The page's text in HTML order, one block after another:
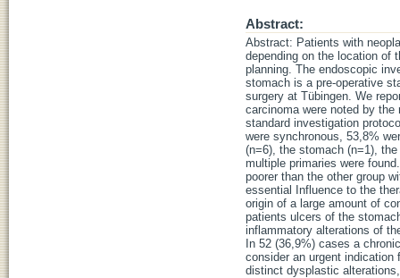
Abstract:
Abstract: Patients with
depending on the location of
planning. The endoscopic
stomach is a pre-operative
surgery at Tübingen. We
carcinoma were noted by
standard investigation
were synchronous, 53,8%
(n=6), the stomach (n=1),
multiple primaries were
poorer than the other group
essential Influence to the
origin of a large amount of
patients ulcers of the
inflammatory alterations of
In 52 (36,9%) cases a
consider an urgent
distinct dysplastic